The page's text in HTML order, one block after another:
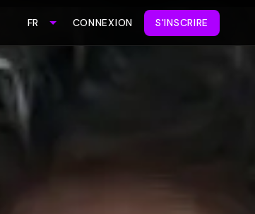
FR CONNEXION S'INSCRIRE